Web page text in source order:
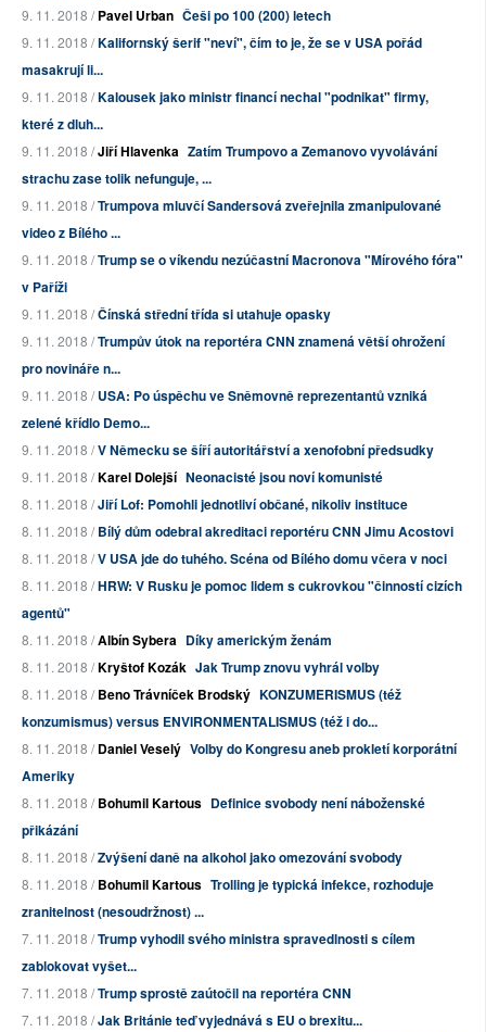
9. 11. 2018 /Pavel Urban Češi po 100 (200) letech
9. 11. 2018 /Kalifornský šerif "neví", čím to je, že se v USA pořád
masakrují li...
9. 11. 2018 /Kalousek jako ministr financí nechal "podnikat" firmy,
které z dluh...
9. 11. 2018 /Jiří Hlavenka Zatím Trumpovo a Zemanovo vyvolávání
strachu zase tolik nefunguje, ...
9. 11. 2018 /Trumpova mluvčí Sandersová zveřejnila zmanipulované
video z Bílého ...
9. 11. 2018 /Trump se o víkendu nezúčastní Macronova "Mírového fóra"
v Paříži
9. 11. 2018 /Čínská střední třída si utahuje opasky
9. 11. 2018 /Trumpův útok na reportéra CNN znamená větší ohrožení
pro novináře n...
9. 11. 2018 /USA: Po úspěchu ve Sněmovně reprezentantů vzniká
zelené křídlo Demo...
9. 11. 2018 /V Německu se šíří autoritářství a xenofobní předsudky
9. 11. 2018 /Karel Dolejší Neonacisté jsou noví komunisté
8. 11. 2018 /Jiří Lof: Pomohli jednotliví občané, nikoliv instituce
8. 11. 2018 /Bílý dům odebral akreditaci reportéru CNN Jimu Acostovi
8. 11. 2018 /V USA jde do tuhého. Scéna od Bílého domu včera v noci
8. 11. 2018 /HRW: V Rusku je pomoc lidem s cukrovkou "činností cizích
agentů"
8. 11. 2018 /Albín Sybera Díky americkým ženám
8. 11. 2018 /Kryštof Kozák Jak Trump znovu vyhrál volby
8. 11. 2018 /Beno Trávníček Brodský KONZUMERISMUS (též
konzumismus) versus ENVIRONMENTALISMUS (též i do...
8. 11. 2018 /Daniel Veselý Volby do Kongresu aneb prokletí korporátní
Ameriky
8. 11. 2018 /Bohumil Kartous Definice svobody není náboženské
přikázání
8. 11. 2018 /Zvýšení daně na alkohol jako omezování svobody
8. 11. 2018 /Bohumil Kartous Trolling je typická infekce, rozhoduje
zranitelnost (nesoudržnost) ...
7. 11. 2018 /Trump vyhodil svého ministra spravedlnosti s cílem
zablokovat vyšet...
7. 11. 2018 /Trump sprostě zaútočil na reportéra CNN
7. 11. 2018 /Jak Británie teď vyjednává s EU o brexitu...